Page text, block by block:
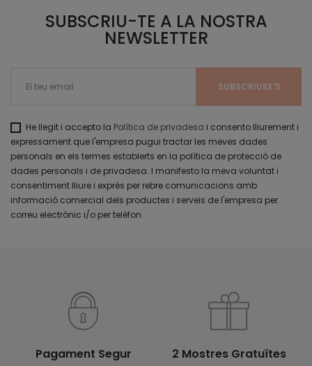
SUBSCRIU-TE A LA NOSTRA
NEWSLETTER
He llegit i accepto la Política de privadesa i consento lliurement i
expressament que l'empresa pugui tractar les meves dades
personals en els termes establerts en la política de protecció de
dades personals i de privadesa. I manifesto la meva voluntat i
consentiment lliure i exprés per rebre comunicacions amb
informació comercial dels productes i serveis de l'empresa per
correu electrònic i/o per telèfon.
Pagament Segur 2 Mostres Gratuïtes